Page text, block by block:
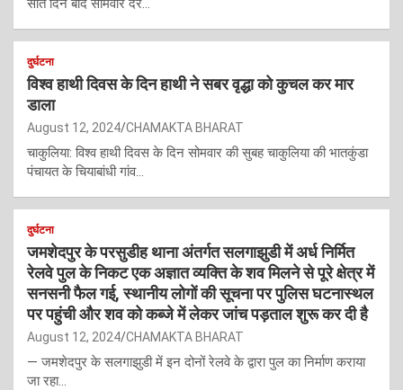
सात दिन बाद सोमवार देर…
दुर्घटना
विश्व हाथी दिवस के दिन हाथी ने सबर वृद्धा को कुचल कर मार
डाला
August 12, 2024 CHAMAKTA BHARAT
चाकुलिया: विश्व हाथी दिवस के दिन सोमवार की सुबह चाकुलिया की भातकुंडा
पंचायत के चियाबांधी गांव…
दुर्घटना
जमशेदपुर के परसुडीह थाना अंतर्गत सलगाझुडी में अर्ध निर्मित
रेलवे पुल के निकट एक अज्ञात व्यक्ति के शव मिलने से पूरे क्षेत्र में
सनसनी फैल गई, स्थानीय लोगों की सूचना पर पुलिस घटनास्थल
पर पहुंची और शव को कब्जे में लेकर जांच पड़ताल शुरू कर दी है
August 12, 2024 CHAMAKTA BHARAT
— जमशेदपुर के सलगाझुडी में इन दोनों रेलवे के द्वारा पुल का निर्माण कराया
जा रहा…